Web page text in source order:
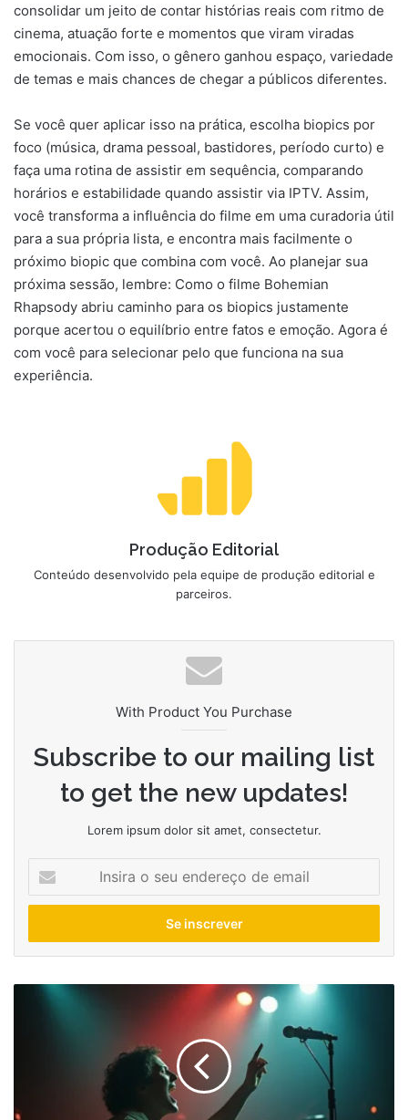
consolidar um jeito de contar histórias reais com ritmo de
cinema, atuação forte e momentos que viram viradas
emocionais. Com isso, o gênero ganhou espaço, variedade
de temas e mais chances de chegar a públicos diferentes.
Se você quer aplicar isso na prática, escolha biopics por
foco (música, drama pessoal, bastidores, período curto) e
faça uma rotina de assistir em sequência, comparando
horários e estabilidade quando assistir via IPTV. Assim,
você transforma a influência do filme em uma curadoria útil
para a sua própria lista, e encontra mais facilmente o
próximo biopic que combina com você. Ao planejar sua
próxima sessão, lembre: Como o filme Bohemian
Rhapsody abriu caminho para os biopics justamente
porque acertou o equilíbrio entre fatos e emoção. Agora é
com você para selecionar pelo que funciona na sua
experiência.
Produção Editorial
Conteúdo desenvolvido pela equipe de produção editorial e
parceiros.
With Product You Purchase
Subscribe to our mailing list
to get the new updates!
Lorem ipsum dolor sit amet, consectetur.
seu
de
emocionaram